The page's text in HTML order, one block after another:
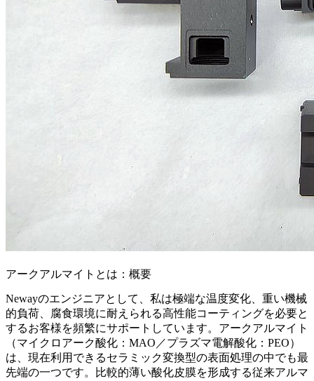
アークアルマイトとは：概要
Newayのエンジニアとして、私は極端な温度変化、重い機械
的負荷、腐食環境に耐えられる高性能コーティングを必要と
するお客様を頻繁にサポートしています。アークアルマイト
（マイクロアーク酸化：MAO／プラズマ電解酸化：PEO）
は、現在利用できるセラミック変換型の表面処理の中でも最
先端の一つです。比較的薄い酸化皮膜を形成する従来アルマ